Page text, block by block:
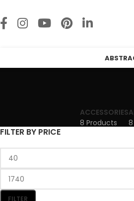
ACCESSORIES
8 Products
FILTER BY PRICE
FILTER